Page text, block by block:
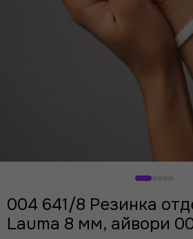
004 641/8 Резинка
Lauma 8 мм, айвори